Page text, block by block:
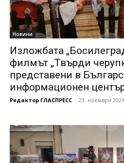
Новини
Изложбата
филмът „Твърди
представени в
информационен
Редактор ГЛАСПРЕСС - 23. ноември 2024